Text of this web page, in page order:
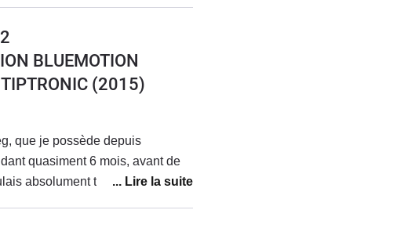
BLUEMOTION
(2015)
que je possède depuis
quasiment 6 mois, avant de
absolument trouver un